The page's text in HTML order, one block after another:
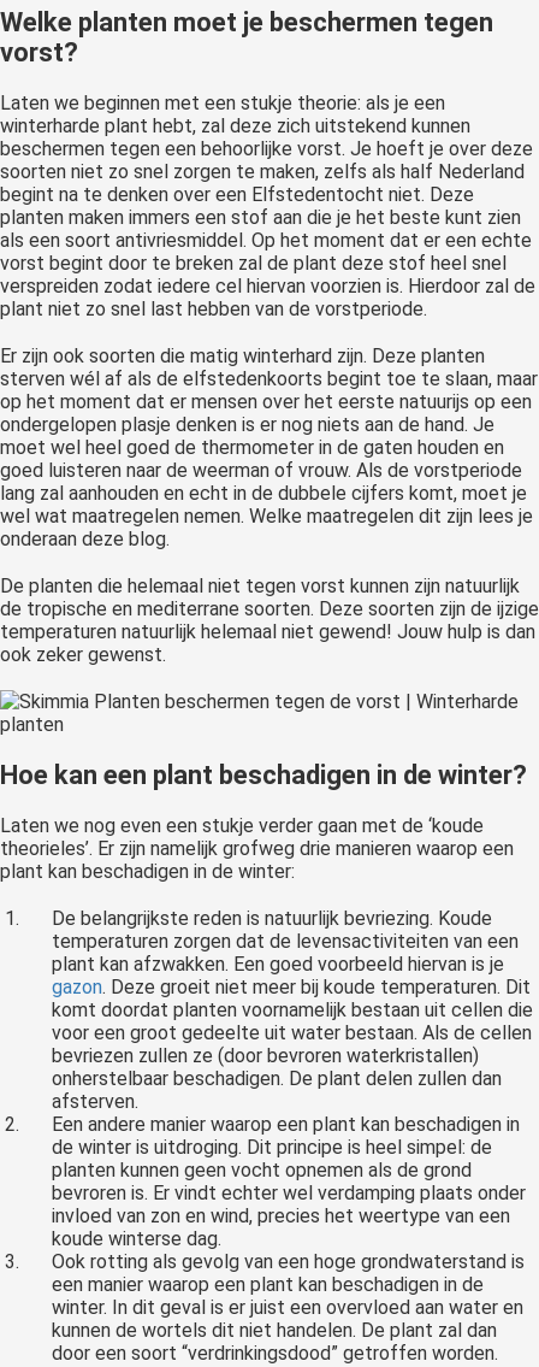
Welke planten moet je beschermen tegen
vorst?
Laten we beginnen met een stukje theorie: als je een
winterharde plant hebt, zal deze zich uitstekend kunnen
beschermen tegen een behoorlijke vorst. Je hoeft je over deze
soorten niet zo snel zorgen te maken, zelfs als half Nederland
begint na te denken over een Elfstedentocht niet. Deze
planten maken immers een stof aan die je het beste kunt zien
als een soort antivriesmiddel. Op het moment dat er een echte
vorst begint door te breken zal de plant deze stof heel snel
verspreiden zodat iedere cel hiervan voorzien is. Hierdoor zal de
plant niet zo snel last hebben van de vorstperiode.
Er zijn ook soorten die matig winterhard zijn. Deze planten
sterven wél af als de elfstedenkoorts begint toe te slaan, maar
op het moment dat er mensen over het eerste natuurijs op een
ondergelopen plasje denken is er nog niets aan de hand. Je
moet wel heel goed de thermometer in de gaten houden en
goed luisteren naar de weerman of vrouw. Als de vorstperiode
lang zal aanhouden en echt in de dubbele cijfers komt, moet je
wel wat maatregelen nemen. Welke maatregelen dit zijn lees je
onderaan deze blog.
De planten die helemaal niet tegen vorst kunnen zijn natuurlijk
de tropische en mediterrane soorten. Deze soorten zijn de ijzige
temperaturen natuurlijk helemaal niet gewend! Jouw hulp is dan
ook zeker gewenst.
Hoe kan een plant beschadigen in de winter?
Laten we nog even een stukje verder gaan met de ‘koude
theorieles’. Er zijn namelijk grofweg drie manieren waarop een
plant kan beschadigen in de winter:
De belangrijkste reden is natuurlijk bevriezing. Koude
temperaturen zorgen dat de levensactiviteiten van een
plant kan afzwakken. Een goed voorbeeld hiervan is je
gazon. Deze groeit niet meer bij koude temperaturen. Dit
komt doordat planten voornamelijk bestaan uit cellen die
voor een groot gedeelte uit water bestaan. Als de cellen
bevriezen zullen ze (door bevroren waterkristallen)
onherstelbaar beschadigen. De plant delen zullen dan
afsterven.
Een andere manier waarop een plant kan beschadigen in
de winter is uitdroging. Dit principe is heel simpel: de
planten kunnen geen vocht opnemen als de grond
bevroren is. Er vindt echter wel verdamping plaats onder
invloed van zon en wind, precies het weertype van een
koude winterse dag.
Ook rotting als gevolg van een hoge grondwaterstand is
een manier waarop een plant kan beschadigen in de
winter. In dit geval is er juist een overvloed aan water en
kunnen de wortels dit niet handelen. De plant zal dan
door een soort “verdrinkingsdood” getroffen worden.